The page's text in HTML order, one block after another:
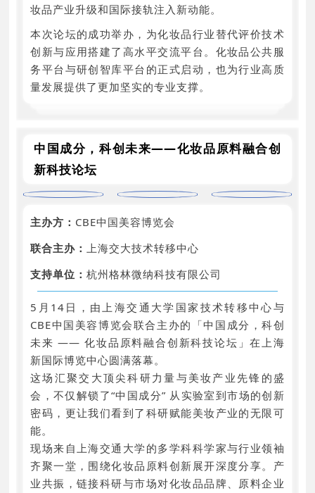
妆品产业升级和国际接轨注入新动能。
本次论坛的成功举办，为化妆品行业替代评价技术
创新与应用搭建了高水平交流平台。化妆品公共服
务平台与研创智库平台的正式启动，也为行业高质
量发展提供了更加坚实的专业支撑。
中国成分，科创未来——化妆品原料融合创
新科技论坛
主办方： CBE中国美容博览会
联合主办：上海交大技术转移中心
支持单位：杭州格林微纳科技有限公司
5月14日，由上海交通大学国家技术转移中心与
CBE中国美容博览会联合主办的「中国成分，科创
未来 —— 化妆品原料融合创新科技论坛」在上海
新国际博览中心圆满落幕。
这场汇聚交大顶尖科研力量与美妆产业先锋的盛
会，不仅解锁了“中国成分” 从实验室到市场的创新
密码，更让我们看到了科研赋能美妆产业的无限可
能。
现场来自上海交通大学的多学科科学家与行业领袖
齐聚一堂，围绕化妆品原料创新展开深度分享。产
业共振，链接科研与市场对化妆品品牌、原料企业